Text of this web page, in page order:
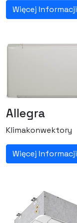
Więcej Informacji
Allegra
Klimakonwektory
Więcej Informacji